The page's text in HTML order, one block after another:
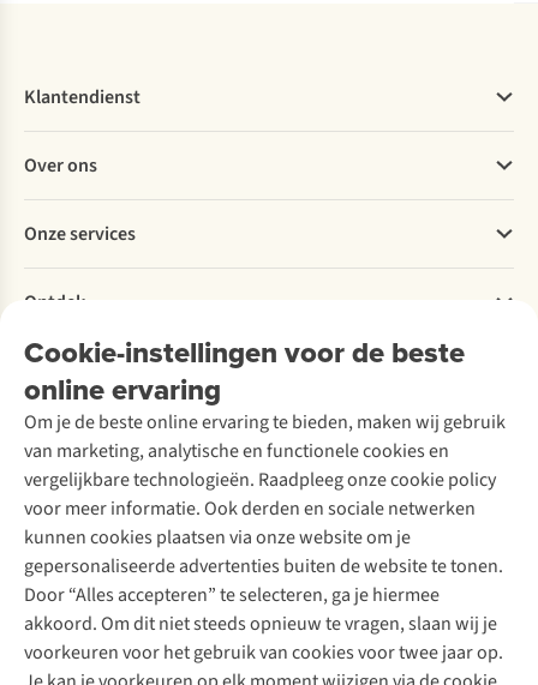
Cookie-instellingen voor de beste
online ervaring
Om je de beste online ervaring te bieden, maken wij gebruik
van marketing, analytische en functionele cookies en
vergelijkbare technologieën. Raadpleeg onze cookie policy
voor meer informatie. Ook derden en sociale netwerken
kunnen cookies plaatsen via onze website om je
gepersonaliseerde advertenties buiten de website te tonen.
Door “Alles accepteren” te selecteren, ga je hiermee
akkoord. Om dit niet steeds opnieuw te vragen, slaan wij je
voorkeuren voor het gebruik van cookies voor twee jaar op.
Klantendienst
Bestellen
Betalen
Levering
Retourneren
Bestelling herroepen
Garantie
Contact
Over ons
Explore More
Verantwoord ondernemen
Over Ayacucho
Onze winkels
Over A.S.Adventure
Toegankelijkheidsverklaring
Onze services
Ski-onderhoud
Wasservice
Schoenonderhoud
Schoenherstelling
Kledingherstelling
Retouches
Voor bedrijven
Ontdek
A.S.Magazine
Podcast
Explore Academy
Explore Camp
Gear Check
Inspiratie & advies
Meld je aan voor de nieuwsbrief
Follow us